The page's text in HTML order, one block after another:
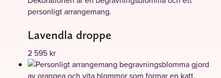
Lavendla droppe
2 595 kr